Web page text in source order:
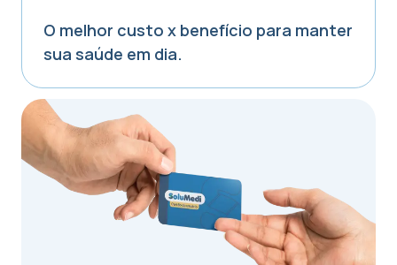
O melhor custo x benefício para manter
sua saúde em dia.